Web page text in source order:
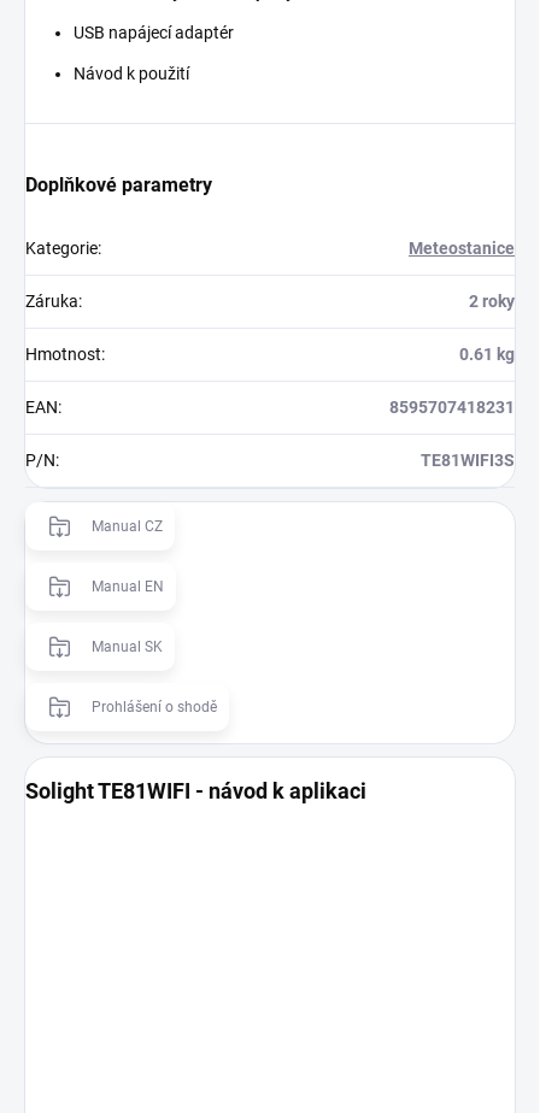
USB napájecí adaptér
Návod k použití
Doplňkové parametry
Kategorie: Meteostanice
Záruka: 2 roky
Hmotnost: 0.61 kg
EAN: 8595707418231
P/N: TE81WIFI3S
Manual CZ
Manual EN
Manual SK
Prohlášení o shodě
Solight TE81WIFI - návod k aplikaci